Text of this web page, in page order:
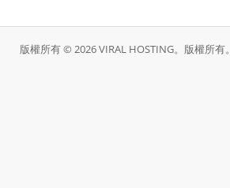
版權所有 © 2026 VIRAL HOSTING。版權所有。